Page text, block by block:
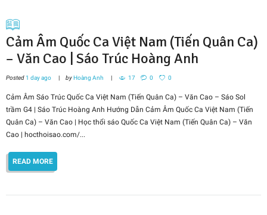
Cảm Âm Quốc Ca Việt Nam (Tiến Quân Ca)
– Văn Cao | Sáo Trúc Hoàng Anh
Posted 1 day ago byHoàng Anh 17 0 0
Cảm Âm Sáo Trúc Quốc Ca Việt Nam (Tiến Quân Ca) – Văn Cao – Sáo Sol
trầm G4 | Sáo Trúc Hoàng Anh Hướng Dẫn Cảm Âm Quốc Ca Việt Nam (Tiến
Quân Ca) – Văn Cao | Học thổi sáo Quốc Ca Việt Nam (Tiến Quân Ca) – Văn
Cao | hocthoisao.com/...
READ MORE